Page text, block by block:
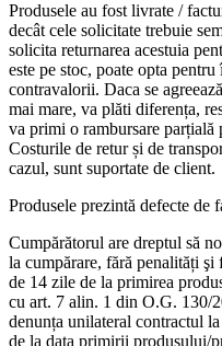
Produsele au fost livrate /
decât cele solicitate trebuie
solicita returnarea acestuia
este pe stoc, poate opta
contravalorii. Daca se
mai mare, va plăti diferența,
va primi o rambursare
Costurile de retur și de
cazul, sunt suportate de client.
Produsele prezintă defecte de
Cumpărătorul are dreptul să
la cumpărare, fără penalități
de 14 zile de la primirea
cu art. 7 alin. 1 din O.G. 130/
denunța unilateral contractul
de la data primirii produsului/